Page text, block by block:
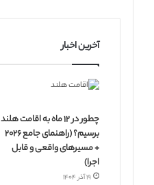
آخرین اخبار
چطور در ۱۲ ماه به اقامت هلند
برسیم؟ (راهنمای جامع ۲۰۲۶
+ مسیرهای واقعی و قابل
اجرا)
۱۹ آذر ۱۴۰۴